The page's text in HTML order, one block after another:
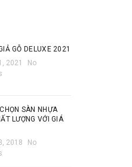
GỖ DELUXE 2021
2021
No
SÀN NHỰA
LƯỢNG VỚI GIÁ
2018
No